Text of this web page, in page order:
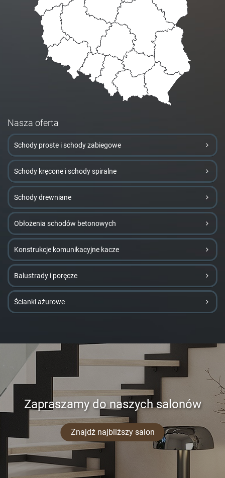
Nasza oferta
Schody proste i schody zabiegowe
Schody kręcone i schody spiralne
Schody drewniane
Obłożenia schodów betonowych
Konstrukcje komunikacyjne kacze
Balustrady i poręcze
Ścianki ażurowe
Zapraszamy do naszych salonów
Znajdź najbliższy salon